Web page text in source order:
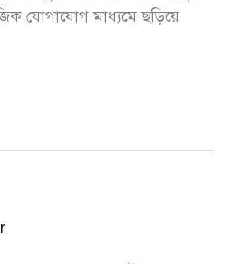
যোগাযোগ মাধ্যমে ছড়িয়ে